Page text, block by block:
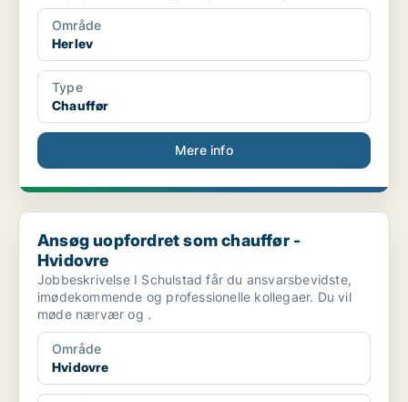
Område
Herlev
Type
Chauffør
Mere info
Ansøg uopfordret som chauffør - Hvidovre
Ansøg uopfordret som chauffør -
Hvidovre
Jobbeskrivelse I Schulstad får du ansvarsbevidste,
imødekommende og professionelle kollegaer. Du vil
møde nærvær og .
Område
Hvidovre